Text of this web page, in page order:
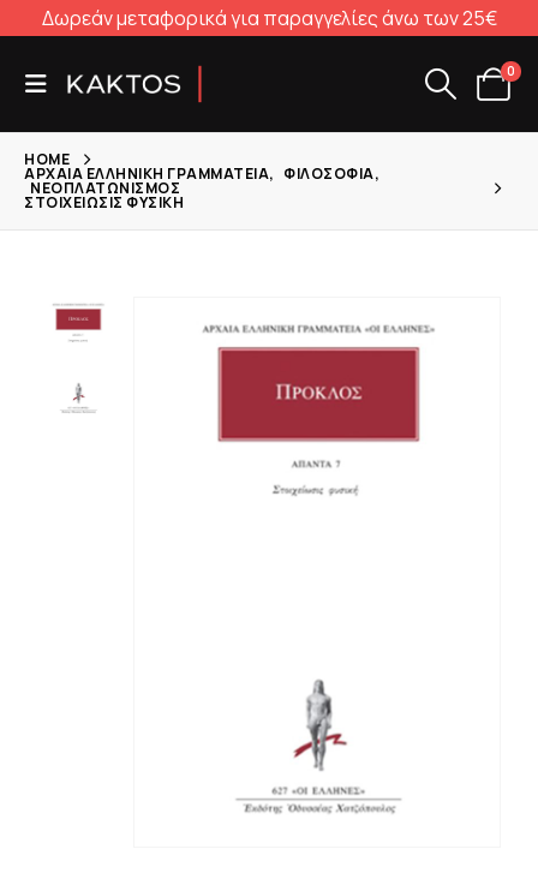
Δωρεάν μεταφορικά για παραγγελίες άνω των 25€
0
HOME
ΑΡΧΑΊΑ ΕΛΛΗΝΙΚΉ ΓΡΑΜΜΑΤΕΊΑ, ΦΙΛΟΣΟΦΊΑ,
ΝΕΟΠΛΑΤΩΝΙΣΜΌΣ
ΣΤΟΙΧΕΊΩΣΙΣ ΦΥΣΙΚΉ